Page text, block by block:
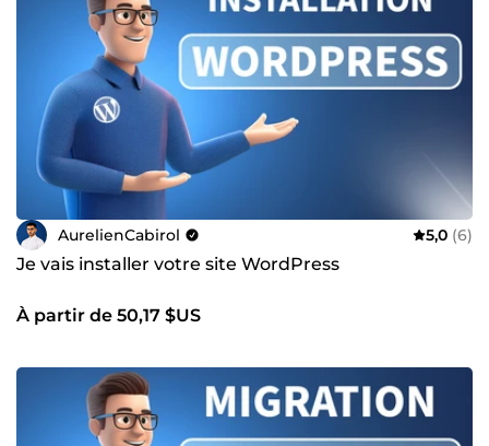
livré et à la compréhension réelle de vos besoins. Je me
considère comme un véritable artisan du digital :
quelqu’un qui cherche constamment à approfondir ses
compétences, à maîtriser ses outils et à produire des
solutions solides, performantes et durables. ⚙️ Mon objectif
n’est pas seulement de créer un site ou résoudre un
problème technique : c’est de transformer vos idées en
résultats concrets. Merci d’avoir pris le temps de découvrir
mon profil. 🙏 Au plaisir d’échanger avec vous et de donner
vie à vos projets. À bientôt, Aurélien ☀️
AurelienCabirol 5,0 (6)
Je vais installer votre site WordPress
À partir de 50,17 $US